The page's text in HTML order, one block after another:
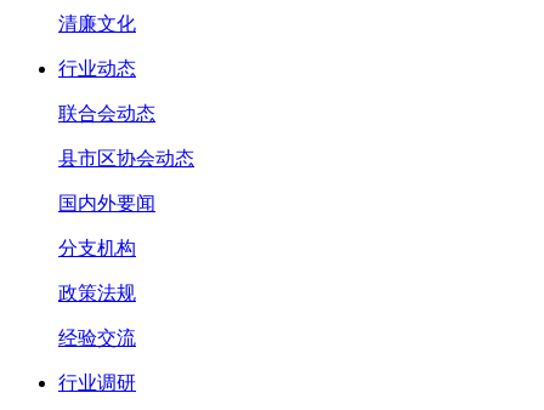
清廉文化
行业动态
联合会动态
县市区协会动态
国内外要闻
分支机构
政策法规
经验交流
行业调研